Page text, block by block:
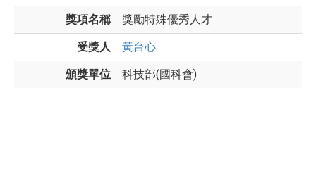
獎項名稱 獎勵特殊優秀人才
受獎人 黃台心
頒獎單位 科技部(國科會)